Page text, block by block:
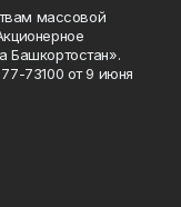
массовой
Башкортостан».
73100 от 9 июня